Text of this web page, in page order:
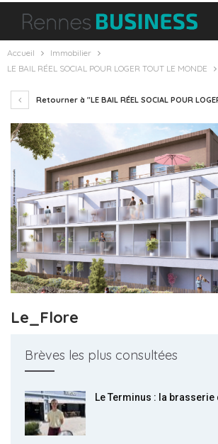
Accueil
Immobilier
LE BAIL RÉEL SOCIAL POUR LOGER TOUT LE MONDE
Retourner à "LE BAIL RÉEL SOCIAL POUR
Le_Flore
Brèves les plus consultées
Le Terminus : la brasserie